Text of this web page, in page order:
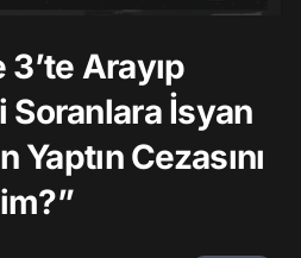
Arayıp
İsyan
Cezasını